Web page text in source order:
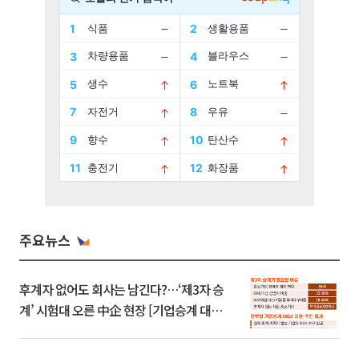
주요뉴스
후계자 없어도 회사는 남긴다?…‘제3자 승
계’ 시험대 오른 中企 현장 [기업승계 대전